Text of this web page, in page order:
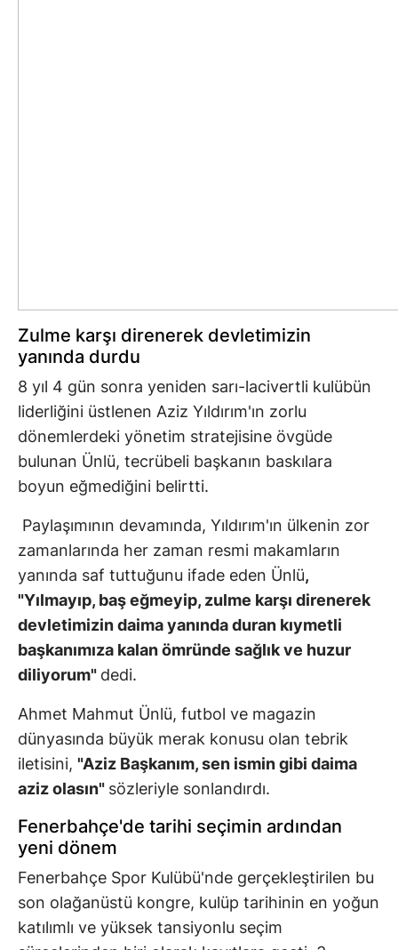
Zulme karşı direnerek devletimizin
yanında durdu
8 yıl 4 gün sonra yeniden sarı-lacivertli kulübün
liderliğini üstlenen Aziz Yıldırım'ın zorlu
dönemlerdeki yönetim stratejisine övgüde
bulunan Ünlü, tecrübeli başkanın baskılara
boyun eğmediğini belirtti.
Paylaşımının devamında, Yıldırım'ın ülkenin zor
zamanlarında her zaman resmi makamların
yanında saf tuttuğunu ifade eden Ünlü,
"Yılmayıp, baş eğmeyip, zulme karşı direnerek
devletimizin daima yanında duran kıymetli
başkanımıza kalan ömründe sağlık ve huzur
diliyorum" dedi.
Ahmet Mahmut Ünlü, futbol ve magazin
dünyasında büyük merak konusu olan tebrik
iletisini, "Aziz Başkanım, sen ismin gibi daima
aziz olasın" sözleriyle sonlandırdı.
Fenerbahçe'de tarihi seçimin ardından
yeni dönem
Fenerbahçe Spor Kulübü'nde gerçekleştirilen bu
son olağanüstü kongre, kulüp tarihinin en yoğun
katılımlı ve yüksek tansiyonlu seçim